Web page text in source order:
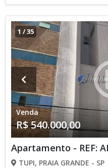
1 /35
Venda
R$ 540.000,00
Apartamento - REF:
TUPI, PRAIA GRANDE - SP